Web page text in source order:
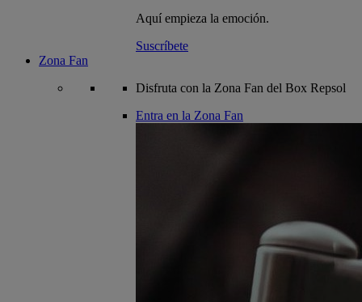
Aquí empieza la emoción.
Suscríbete
Zona Fan
Disfruta con la Zona Fan del Box Repsol
Entra en la Zona Fan